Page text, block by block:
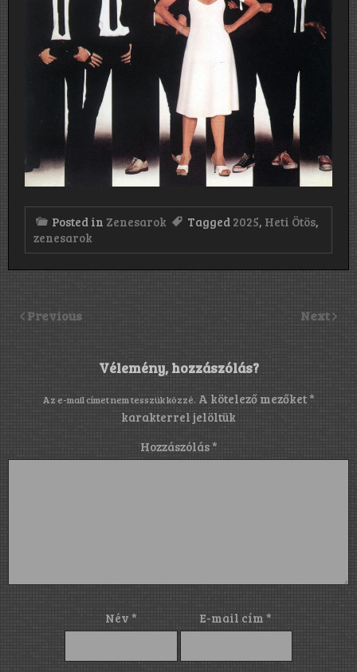
Posted in Zenesarok Tagged 2025, Heti Ötös,
zenesarok
Previous Next
Vélemény, hozzászólás?
Az e-mail címet nem tesszük közzé. A kötelező mezőket *
karakterrel jelöltük
Hozzászólás*
Név * E-mail cím*